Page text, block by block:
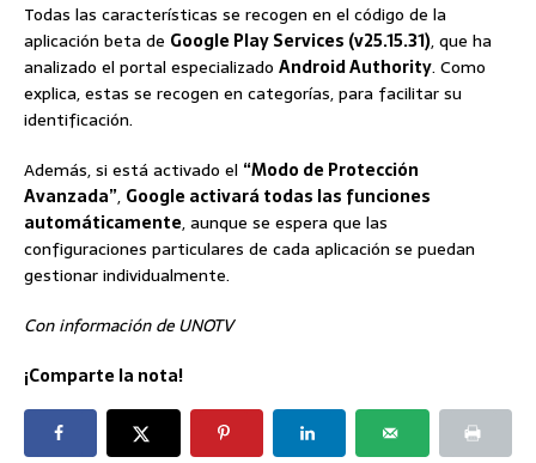
Todas las características se recogen en el código de la
aplicación beta de Google Play Services (v25.15.31), que ha
analizado el portal especializado Android Authority. Como
explica, estas se recogen en categorías, para facilitar su
identificación.
Además, si está activado el “Modo de Protección
Avanzada”, Google activará todas las funciones
automáticamente, aunque se espera que las
configuraciones particulares de cada aplicación se puedan
gestionar individualmente.
Con información de UNOTV
¡Comparte la nota!